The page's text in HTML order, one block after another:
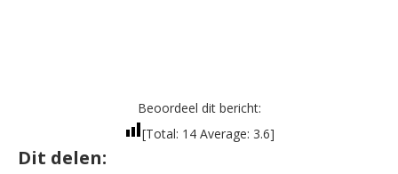
Beoordeel dit bericht:
[Total: 14Average: 3.6]
Dit delen: